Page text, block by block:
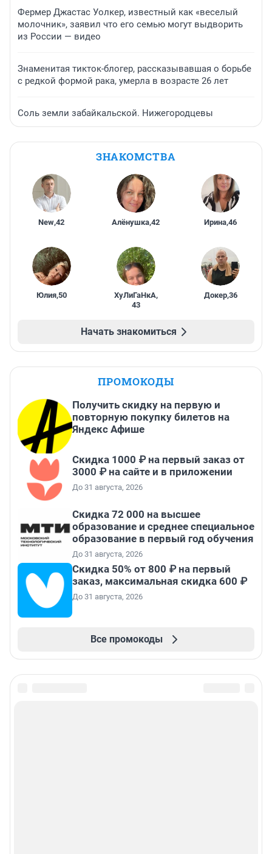
Фермер Джастас Уолкер, известный как «веселый
молочник», заявил что его семью могут выдворить
из России — видео
Знаменитая тикток-блогер, рассказывавшая о борьбе
с редкой формой рака, умерла в возрасте 26 лет
Соль земли забайкальской. Нижегородцевы
ЗНАКОМСТВА
New,42 Алёнушка,42 Ирина,46
Юлия,50 ХуЛиГаНкА,
43
Докер,36
Начать знакомиться
ПРОМОКОДЫ
Получить скидку на первую и
повторную покупку билетов на
Яндекс Афише
Скидка 1000 ₽ на первый заказ от
3000 ₽ на сайте и в приложении
До 31 августа, 2026
Скидка 72 000 на высшее
образование и среднее специальное
образование в первый год обучения
До 31 августа, 2026
Скидка 50% от 800 ₽ на первый
заказ, максимальная скидка 600 ₽
До 31 августа, 2026
Все промокоды